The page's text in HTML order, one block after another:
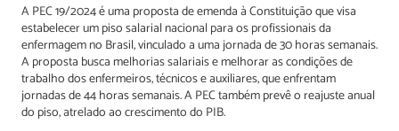
A PEC 19/2024 é uma proposta de emenda à Constituição que visa
estabelecer um piso salarial nacional para os profissionais da
enfermagem no Brasil, vinculado a uma jornada de 30 horas semanais.
A proposta busca melhorias salariais e melhorar as condições de
trabalho dos enfermeiros, técnicos e auxiliares, que enfrentam
jornadas de 44 horas semanais. A PEC também prevê o reajuste anual
do piso, atrelado ao crescimento do PIB.